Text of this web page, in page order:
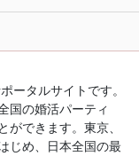
ータルサイトです。
国の婚活パーティ
できます。東京、
じめ、日本全国の最